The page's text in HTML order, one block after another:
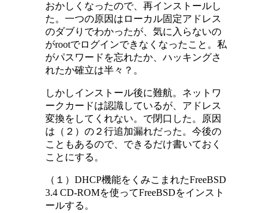
おかしくなったので、再インストールし
た。一つの原因はローカル固定アドレス
のダブりでわかったが、気に入らないの
がrootでログインできなくなったこと。私
がパスワードを忘れたか、ハッキングさ
れたか確立は半々？。
しかしインストール後に難航。ネットワ
ークカードは認識しているが、アドレス
変換をしてくれない。で閉口した。原因
は（２）の２行追加漏れだった。今後の
こともあるので、できるだけ書いておく
ことにする。
（１）DHCP機能をくみこまれたFreeBSD
3.4 CD-ROMを使ってFreeBSDをインスト
ールする。